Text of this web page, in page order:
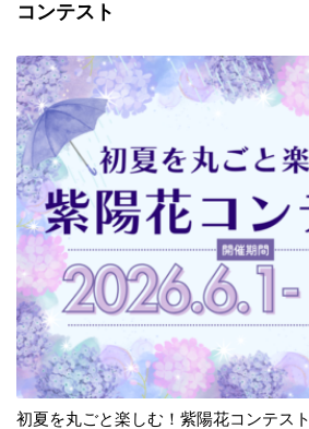
コンテスト
初夏を丸ごと楽しむ！紫陽花コンテスト